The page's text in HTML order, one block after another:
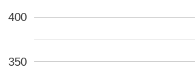
350
400